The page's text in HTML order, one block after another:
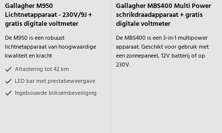
Gallagher M950
Lichtnetapparaat - 230V/9J +
gratis digitale voltmeter
De M950 is een robuust
lichtnetapparaat van hoogwaardige
kwaliteit en kracht
Afrastering tot 42 km
LED bar met prestatieweergave
Ingebouwde bliksembeveiliging
Gallagher MBS400 Multi Power
schrikdraadapparaat + gratis
digitale voltmeter
De MBS400 is een 3-in-1 multipower
apparaat. Geschikt voor gebruik met
een zonnepaneel, 12V batterij of op
230V.